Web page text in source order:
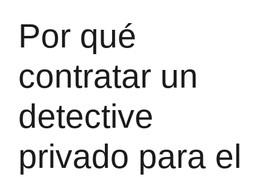
Por qué
contratar un
detective
privado para el